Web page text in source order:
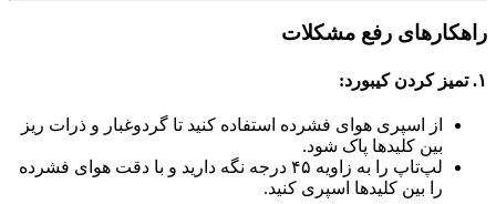
راهکارهای رفع مشکلات
۱. تمیز کردن کیبورد:
از اسپری هوای فشرده استفاده کنید تا گردوغبار و ذرات ریز
بین کلیدها پاک شود.
لپ‌تاپ را به زاویه ۴۵ درجه نگه دارید و با دقت هوای فشرده
را بین کلیدها اسپری کنید.